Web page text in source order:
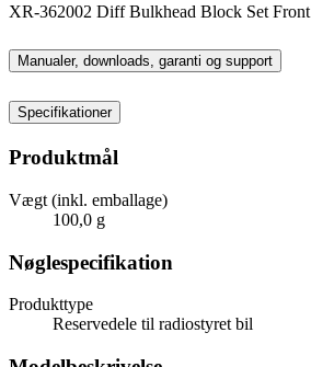
XR-362002 Diff Bulkhead Block Set Front
Manualer, downloads, garanti og support
Specifikationer
Produktmål
Vægt (inkl. emballage)
100,0 g
Nøglespecifikation
Produkttype
Reservedele til radiostyret bil